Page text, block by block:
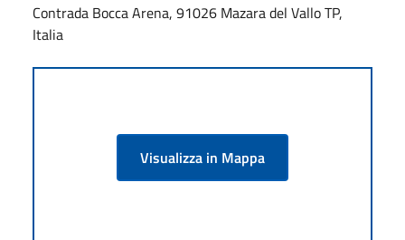
Contrada Bocca Arena, 91026 Mazara del Vallo TP,
Italia
Visualizza in Mappa